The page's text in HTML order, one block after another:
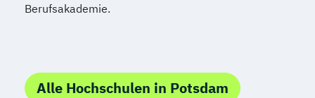
Berufsakademie.
Alle Hochschulen in Potsdam